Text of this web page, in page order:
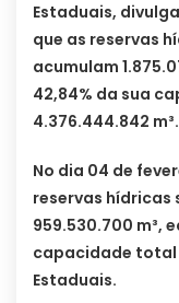
Estaduais,
que as reservas
acumulam
42,84% da sua
4.376.444.842 m³.
No dia 04 de
reservas hídricas
959.530.700 m³,
capacidade total
Estaduais.